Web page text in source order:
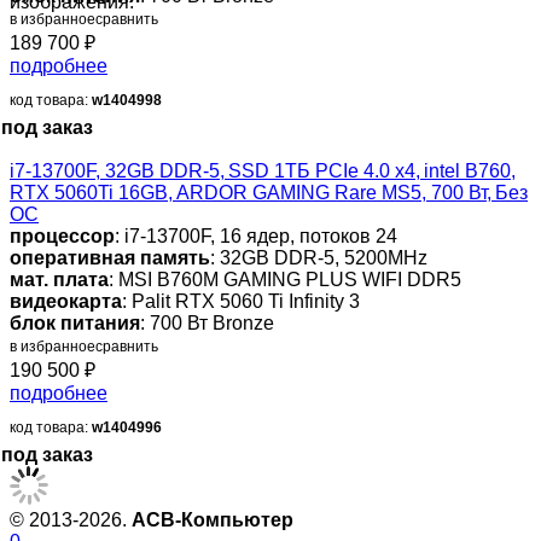
в избранноесравнить
189 700 ₽
подробнее
код товара: w1404998
под заказ
i7-13700F, 32GB DDR-5, SSD 1ТБ PCIe 4.0 x4, intel B760,
RTX 5060Ti 16GB, ARDOR GAMING Rare MS5, 700 Вт, Без
ОС
процессор: i7-13700F, 16 ядер, потоков 24
оперативная память: 32GB DDR-5, 5200MHz
мат. плата: MSI B760M GAMING PLUS WIFI DDR5
видеокарта: Palit RTX 5060 Ti Infinity 3
блок питания: 700 Вт Bronze
в избранноесравнить
190 500 ₽
подробнее
код товара: w1404996
под заказ
© 2013-2026. ACB-Компьютер